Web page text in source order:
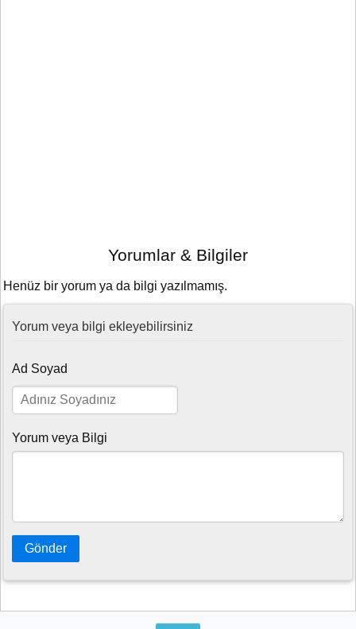
Yorumlar & Bilgiler
Henüz bir yorum ya da bilgi yazılmamış.
Yorum veya bilgi ekleyebilirsiniz
Ad Soyad
Yorum veya Bilgi
Gönder